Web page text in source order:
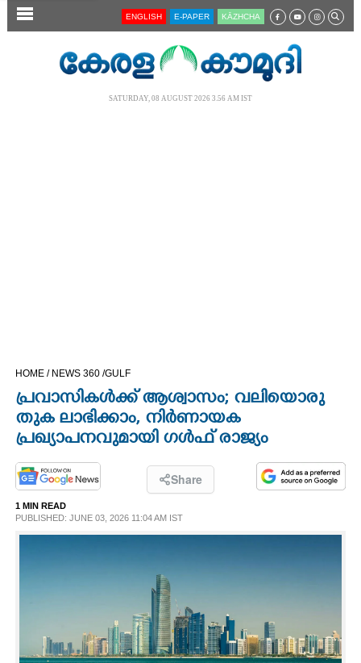
SECTIONS
CINEMA
OPINION
PHOTOS
LIFESTYLE
ART
ENGLISH E-PAPER KĀZHCHA
SATURDAY, 08 AUGUST 2026 3.56 AM IST
HOME / NEWS 360 /GULF
പ്രവാസികൾക്ക് ആശ്വാസം; വലിയൊരു
തുക ലാഭിക്കാം, നിർണായക
പ്രഖ്യാപനവുമായി ഗൾഫ് രാജ്യം
Share
1 MIN READ
PUBLISHED: JUNE 03, 2026 11:04 AM IST